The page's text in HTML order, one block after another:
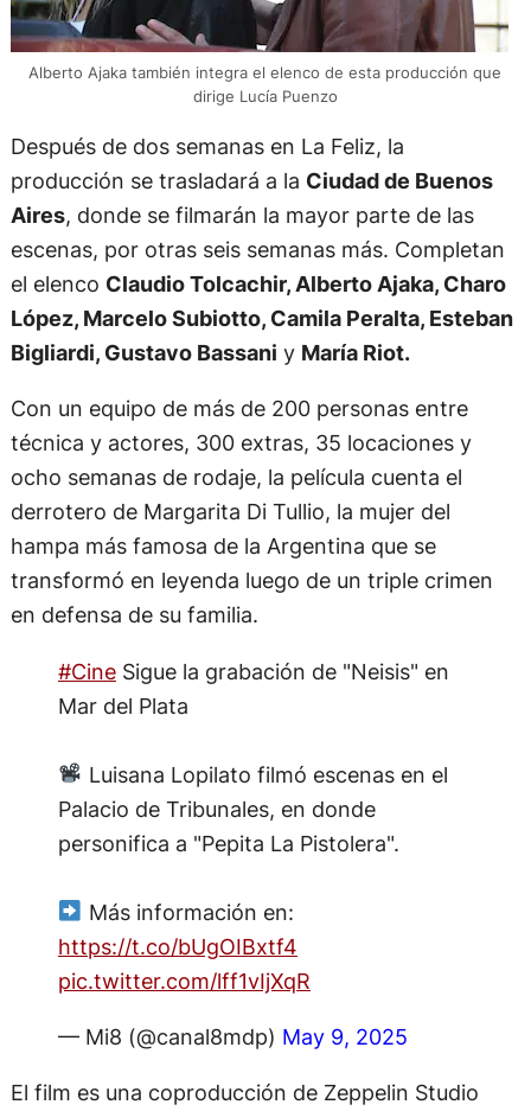
Alberto Ajaka también integra el elenco de esta producción que
dirige Lucía Puenzo
Después de dos semanas en La Feliz, la
producción se trasladará a la Ciudad de Buenos
Aires, donde se filmarán la mayor parte de las
escenas, por otras seis semanas más. Completan
el elenco Claudio Tolcachir, Alberto Ajaka, Charo
López, Marcelo Subiotto, Camila Peralta, Esteban
Bigliardi, Gustavo Bassani y María Riot.
Con un equipo de más de 200 personas entre
técnica y actores, 300 extras, 35 locaciones y
ocho semanas de rodaje, la película cuenta el
derrotero de Margarita Di Tullio, la mujer del
hampa más famosa de la Argentina que se
transformó en leyenda luego de un triple crimen
en defensa de su familia.
#CineSigue la grabación de "Neisis" en
Mar del Plata
Luisana Lopilato filmó escenas en el
Palacio de Tribunales, en donde
personifica a "Pepita La Pistolera".
Más información en:
https://t.co/bUgOIBxtf4
pic.twitter.com/lff1vIjXqR
— Mi8 (@canal8mdp) May 9, 2025
El film es una coproducción de Zeppelin Studio